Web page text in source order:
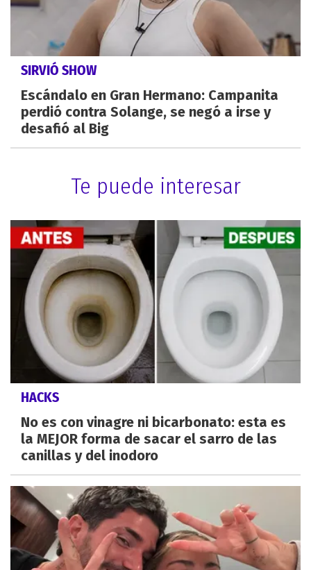
SIRVIÓ SHOW
Escándalo en Gran Hermano: Campanita
perdió contra Solange, se negó a irse y
desafió al Big
Te puede interesar
HACKS
No es con vinagre ni bicarbonato: esta es
la MEJOR forma de sacar el sarro de las
canillas y del inodoro